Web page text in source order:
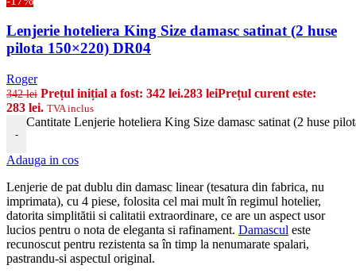
Lenjerie hoteliera King Size damasc satinat (2 huse
pilota 150×220) DR04
Roger
342lei Prețul inițial a fost: 342 lei.283 leiPrețul curent este:
283 lei. TVA inclus
-
Cantitate Lenjerie hoteliera King Size damasc satinat (2 huse
Adauga in cos
Lenjerie de pat dublu din damasc linear (tesatura din fabrica, nu
imprimata), cu 4 piese, folosita cel mai mult în regimul hotelier,
datorita simplitătii si calitatii extraordinare, ce are un aspect usor
lucios pentru o nota de eleganta si rafinament. Damascul este
recunoscut pentru rezistenta sa în timp la nenumarate spalari,
pastrandu-si aspectul original.